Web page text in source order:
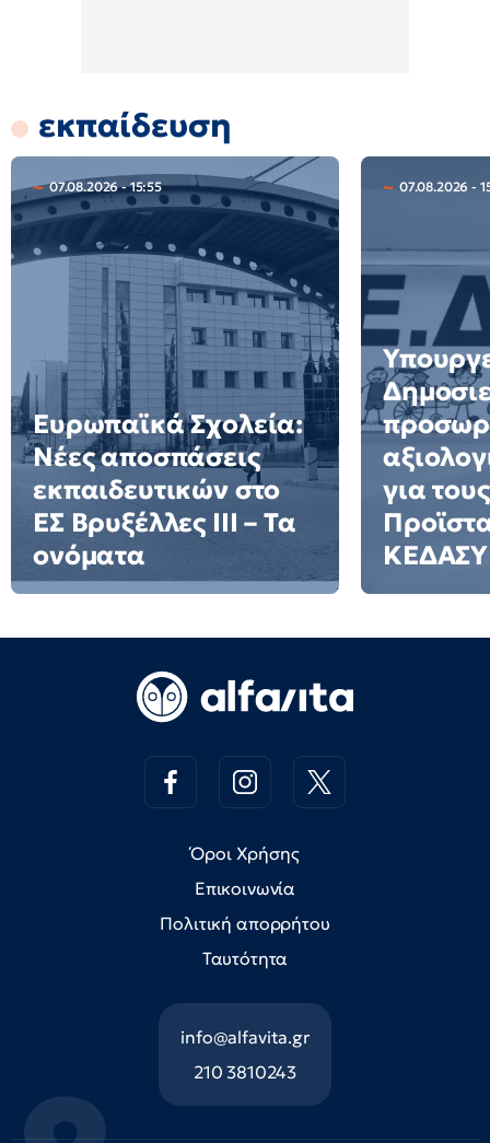
εκπαίδευση
07.08.2026 - 15:55
Ευρωπαϊκά Σχολεία:
Νέες αποσπάσεις
εκπαιδευτικών στο
ΕΣ Βρυξέλλες ΙΙΙ – Τα
ονόματα
07.08.2026 -
για τους
ΚΕΔΑΣΥ
Όροι Χρήσης
Επικοινωνία
Πολιτική απορρήτου
Ταυτότητα
info@alfavita.gr
210 3810243